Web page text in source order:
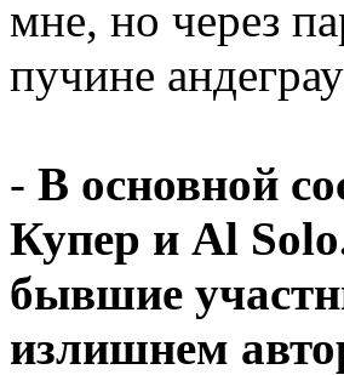
мне, но через
пучине
- В основной
Купер и Al
бывшие
излишнем